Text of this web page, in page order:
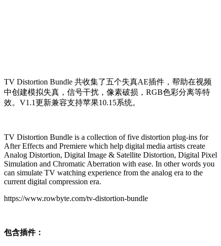
TV Distortion Bundle 共收集了五个失真AE插件，帮助在视频
中创建模拟失真，信号干扰，像素破损，RGB色彩分离等特
效。V1.1更新兼容支持苹果10.15系统。
TV Distortion Bundle is a collection of five distortion plug-ins for
After Effects and Premiere which help digital media artists create
Analog Distortion, Digital Image & Satellite Distortion, Digital Pixel
Simulation and Chromatic Aberration with ease. In other words you
can simulate TV watching experience from the analog era to the
current digital compression era.
https://www.rowbyte.com/tv-distortion-bundle
包含插件：